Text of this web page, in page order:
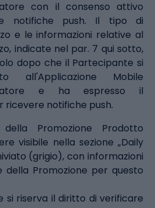
con il consenso attivo
notifiche push. Il tipo di
e le informazioni relative al
indicate nel par. 7 qui sotto,
dopo che il Partecipante si
all'Applicazione Mobile
e ha espresso il
ricevere notifiche push.
Promozione Prodotto
visibile nella sezione „Daily
(grigio), con informazioni
della Promozione per questo
si riserva il diritto di verificare